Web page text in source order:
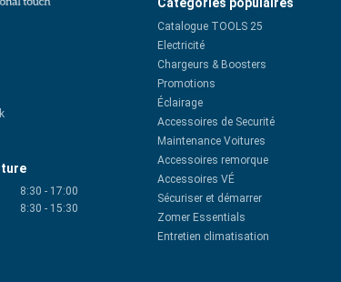
8:30 - 17:00
8:30 - 15:30
Catalogue TOOLS 25
Electricité
Chargeurs & Boosters
Promotions
Éclairage
Accessoires de Securité
Maintenance Voitures
Accessoires remorque
Accessoires VÉ
Sécuriser et démarrer
Zomer Essentials
Entretien climatisation